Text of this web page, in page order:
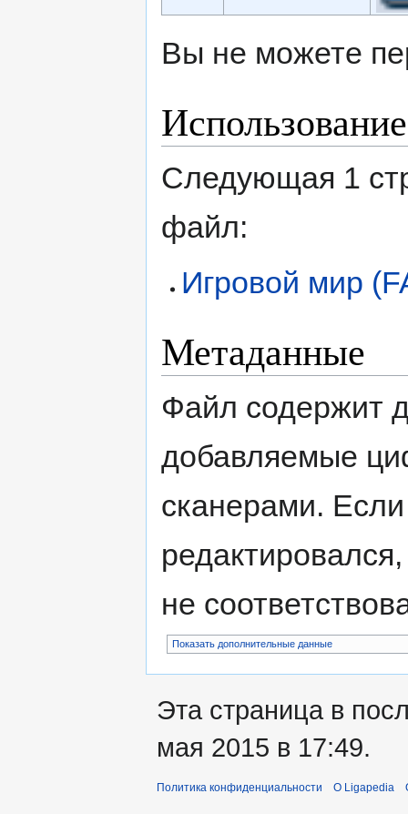
Вы не можете
Следующая 1
файл:
Игровой мир
Метаданные
Файл содержит
добавляемые
сканерами.
не
Показать дополнительные данные
Эта страница в
мая 2015 в 17:49.
Политика конфиденциальности О Ligapedia